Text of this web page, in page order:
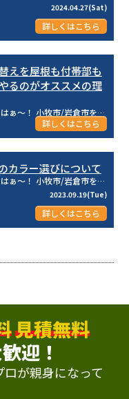
2024.04.27(Sat)
詳しくはこちら
えを屋根も付帯部も
るのがオススメの理
こんにちはぁ～！ 小牧市/岩倉市を中心とした地域密着型☆彡 外壁塗装専門店のリライフ株式会社です！ ...
2023.11.11(Sat)
詳しくはこちら
カラー選びについて
こんにちはぁ～！ 小牧市/岩倉市を中心とした地域密着型☆彡 外壁塗装専門店のリライフ株式会社です！...
2023.09.19(Tue)
詳しくはこちら
見積無料
迎！
が親身になって